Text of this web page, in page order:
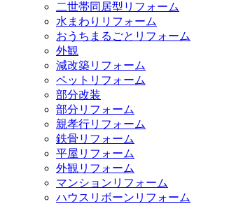
二世帯同居型リフォーム
水まわりリフォーム
おうちまるごとリフォーム
外観
減改築リフォーム
ペットリフォーム
部分改装
部分リフォーム
親孝行リフォーム
鉄骨リフォーム
平屋リフォーム
外観リフォーム
マンションリフォーム
ハウスリボーンリフォーム